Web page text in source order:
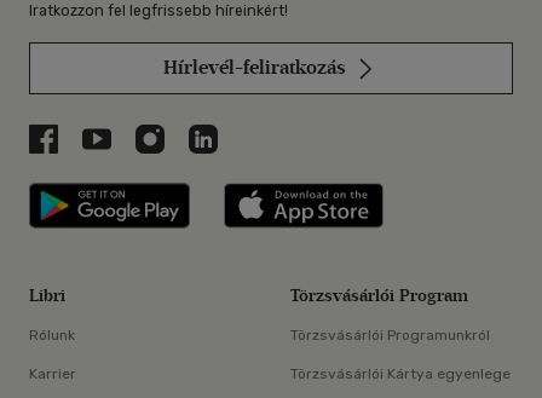
Iratkozzon fel legfrissebb híreinkért!
Hírlevél-feliratkozás
Libri a Facebookon
Libri a Youtube-on
Libri az Instagramon
Libri a LinkedInen
Libri applikáció Szerezd meg: Google
Libri
Rólunk
Karrier
Törzsvásárlói Program
Törzsvásárlói Programunkról
Törzsvásárlói Kártya egyenlege